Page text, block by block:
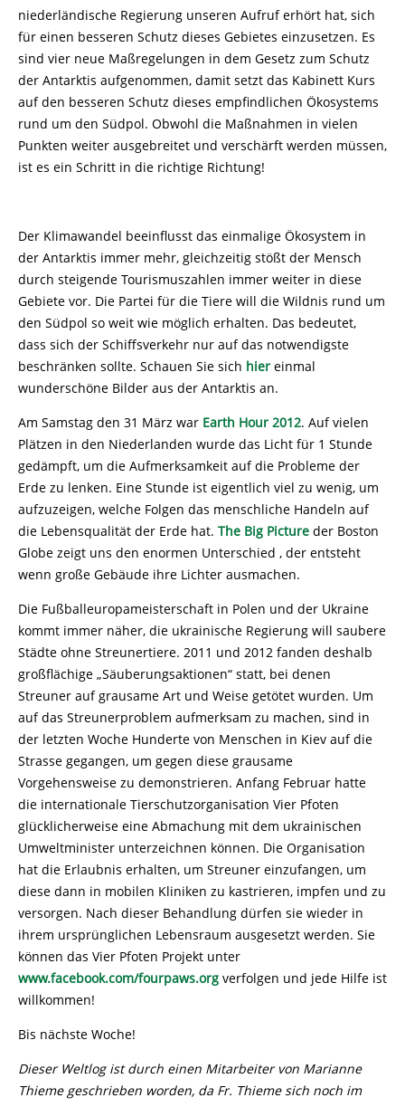
niederländische Regierung unseren Aufruf erhört hat, sich
für einen besseren Schutz dieses Gebietes einzusetzen. Es
sind vier neue Maßregelungen in dem Gesetz zum Schutz
der Antarktis aufgenommen, damit setzt das Kabinett Kurs
auf den besseren Schutz dieses empfindlichen Ökosystems
rund um den Südpol. Obwohl die Maßnahmen in vielen
Punkten weiter ausgebreitet und verschärft werden müssen,
ist es ein Schritt in die richtige Richtung!
Der Klimawandel beeinflusst das einmalige Ökosystem in
der Antarktis immer mehr, gleichzeitig stößt der Mensch
durch steigende Tourismuszahlen immer weiter in diese
Gebiete vor. Die Partei für die Tiere will die Wildnis rund um
den Südpol so weit wie möglich erhalten. Das bedeutet,
dass sich der Schiffsverkehr nur auf das notwendigste
beschränken sollte. Schauen Sie sich hier einmal
wunderschöne Bilder aus der Antarktis an.
Am Samstag den 31 März war Earth Hour 2012. Auf vielen
Plätzen in den Niederlanden wurde das Licht für 1 Stunde
gedämpft, um die Aufmerksamkeit auf die Probleme der
Erde zu lenken. Eine Stunde ist eigentlich viel zu wenig, um
aufzuzeigen, welche Folgen das menschliche Handeln auf
die Lebensqualität der Erde hat. The Big Picture der Boston
Globe zeigt uns den enormen Unterschied , der entsteht
wenn große Gebäude ihre Lichter ausmachen.
Die Fußballeuropameisterschaft in Polen und der Ukraine
kommt immer näher, die ukrainische Regierung will saubere
Städte ohne Streunertiere. 2011 und 2012 fanden deshalb
großflächige „Säuberungsaktionen“ statt, bei denen
Streuner auf grausame Art und Weise getötet wurden. Um
auf das Streunerproblem aufmerksam zu machen, sind in
der letzten Woche Hunderte von Menschen in Kiev auf die
Strasse gegangen, um gegen diese grausame
Vorgehensweise zu demonstrieren. Anfang Februar hatte
die internationale Tierschutzorganisation Vier Pfoten
glücklicherweise eine Abmachung mit dem ukrainischen
Umweltminister unterzeichnen können. Die Organisation
hat die Erlaubnis erhalten, um Streuner einzufangen, um
diese dann in mobilen Kliniken zu kastrieren, impfen und zu
versorgen. Nach dieser Behandlung dürfen sie wieder in
ihrem ursprünglichen Lebensraum ausgesetzt werden. Sie
können das Vier Pfoten Projekt unter
www.facebook.com/fourpaws.org verfolgen und jede Hilfe ist
willkommen!
Bis nächste Woche!
Dieser Weltlog ist durch einen Mitarbeiter von Marianne
Thieme geschrieben worden, da Fr. Thieme sich noch im